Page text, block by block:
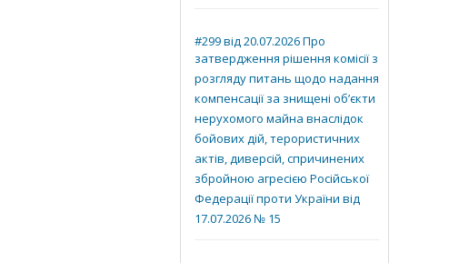
#299 від 20.07.2026 Про
затвердження рішення комісії з
розгляду питань щодо надання
компенсації за знищені об’єкти
нерухомого майна внаслідок
бойових дій, терористичних
актів, диверсій, спричинених
збройною агресією Російської
Федерації проти України від
17.07.2026 № 15